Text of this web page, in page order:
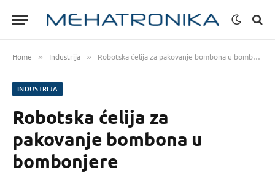
Home » Industrija » Robotska ćelija za pakovanje bombona u bombonjere
INDUSTRIJA
Robotska ćelija za
pakovanje bombona u
bombonjere